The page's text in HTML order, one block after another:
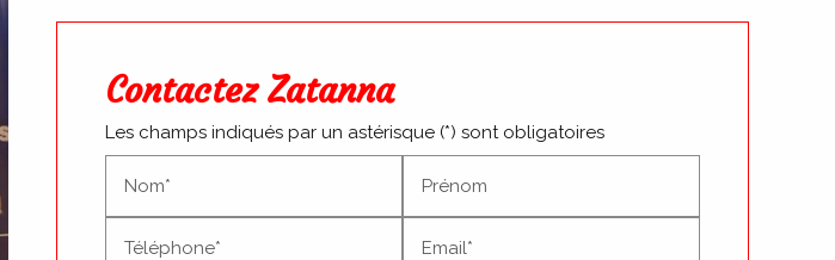
Contactez Zatanna
Les champs indiqués par un astérisque (*) sont obligatoires
Nom* Prénom
Téléphone* Email*